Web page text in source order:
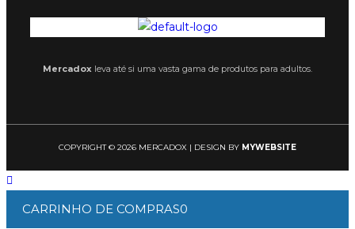
Mercadox leva até si uma vasta gama de produtos para adultos.
COPYRIGHT © 2026 MERCADOX | DESIGN BY MYWEBSITE
CARRINHO DE COMPRAS0